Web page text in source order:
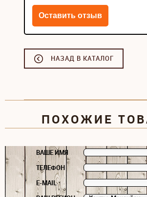
НАЗАД В КАТАЛОГ
ПОХОЖИЕ
ВАШЕ ИМЯ
ТЕЛЕФОН
E-MAIL